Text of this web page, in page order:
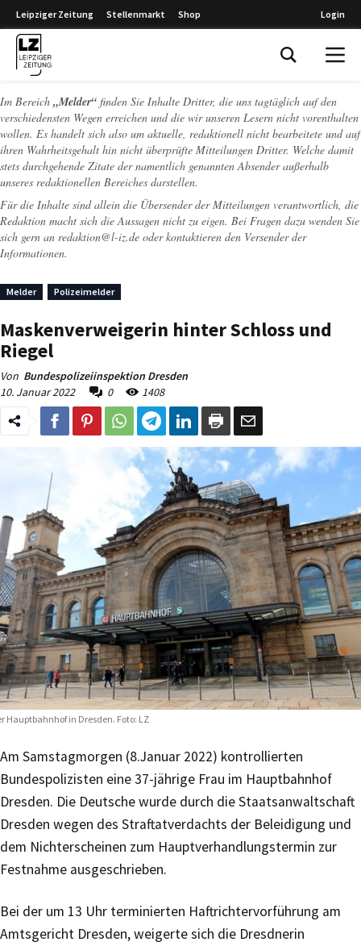
Leipziger Zeitung Stellenmarkt Shop Login
Im Bereich „Melder“ finden Sie Inhalte Dritter, die uns tagtäglich auf den
verschiedensten Wegen erreichen und die wir unseren Lesern nicht vorenthalten
wollen. Es handelt sich also um aktuelle, redaktionell nicht bearbeitete und auf
ihren Wahrheitsgehalt hin nicht überprüfte Mitteilungen Dritter. Welche damit
stets durchgehende Zitate der namentlich genannten Absender außerhalb
unseres redaktionellen Bereiches darstellen.
Für die Inhalte sind allein die Übersender der Mitteilungen verantwortlich, die
Redaktion macht sich die Aussagen nicht zu eigen. Bei Fragen dazu wenden Sie
sich gern an redaktion@l-iz.de oder kontaktieren den Versender der
Informationen.
Melder Polizeimelder
Maskenverweigerin hinter Schloss und
Riegel
Von Bundespolizeiinspektion Dresden
10. Januar 2022
0 1408
Hauptbahnhof in Dresden. Foto: LZ
Am Samstagmorgen (8.Januar 2022) kontrollierten
Bundespolizisten eine 37-jährige Frau im Hauptbahnhof
Dresden. Die Deutsche wurde durch die Staatsanwaltschaft
Dresden wegen des Straftatverdachts der Beleidigung und
dem Nichterscheinen zum Hauptverhandlungstermin zur
Festnahme ausgeschrieben.
Bei der um 13 Uhr terminierten Haftrichtervorführung am
Amtsgericht Dresden, weigerte sich die Dresdnerin